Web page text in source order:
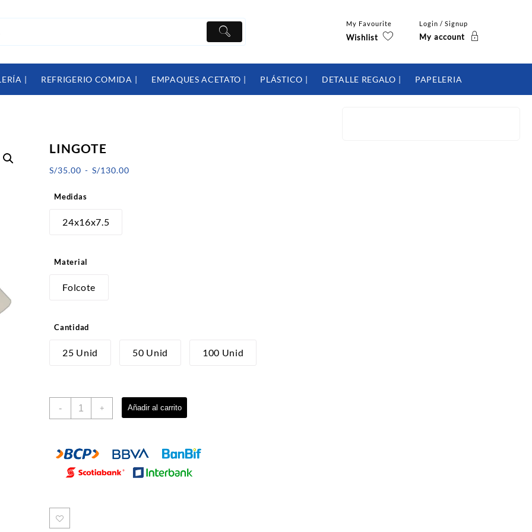
My Favourite
Wishlist
Login / Signup
My account
| REFRIGERIO COMIDA | EMPAQUES ACETATO | PLÁSTICO | DETALLE REGALO | PAPELERIA
LINGOTE
S/35.00 - S/130.00
Medidas
24x16x7.5
Material
Folcote
Cantidad
25 Unid 50 Unid 100 Unid
-
LINGOTE
+ Añadir al carrito